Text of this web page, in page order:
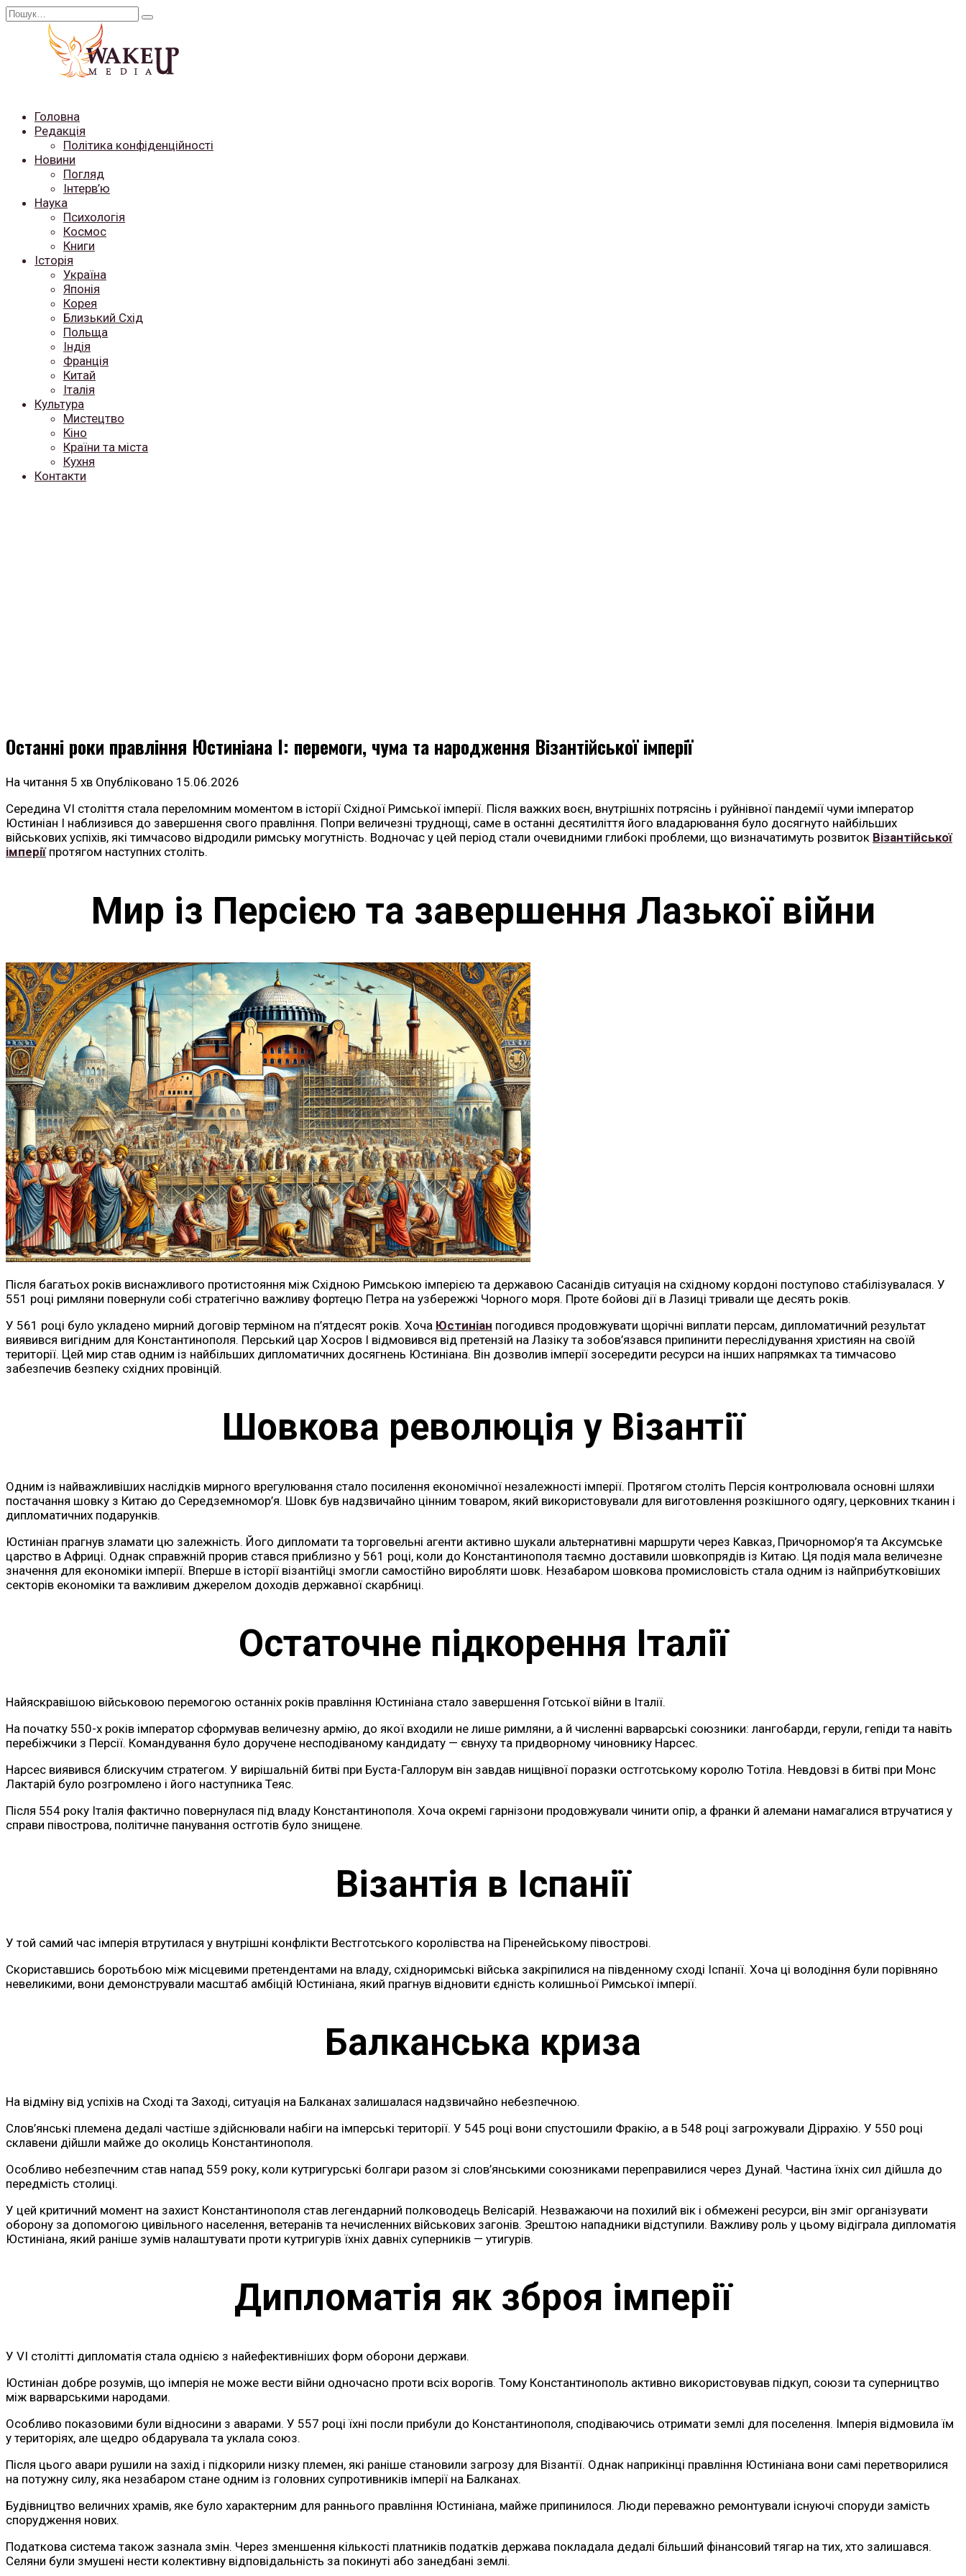
Перейти
Search
Головна
Редакція
Політика конфіденційності
Новини
Погляд
Інтерв’ю
Наука
Психологія
Космос
Книги
Історія
Україна
Японія
Корея
Близький Схід
Польща
Індія
Франція
Китай
Італія
Культура
Мистецтво
Кіно
Країни та міста
Кухня
Контакти
Останні роки правління Юстиніана I: перемоги, чума та народження Візантійської імперії
На читання 5 хв Опубліковано 15.06.2026
Середина VI століття стала переломним моментом в історії Східної Римської імперії. Після важких воєн, внутрішніх потрясінь і руйнівної пандемії чуми імператор
Юстиніан I наблизився до завершення свого правління. Попри величезні труднощі, саме в останні десятиліття його владарювання було досягнуто найбільших
військових успіхів, які тимчасово відродили римську могутність. Водночас у цей період стали очевидними глибокі проблеми, що визначатимуть розвиток Візантійської
імперіїпротягом наступних століть.
Мир із Персією та завершення Лазької війни
Після багатьох років виснажливого протистояння між Східною Римською імперією та державою Сасанідів ситуація на східному кордоні поступово стабілізувалася. У
551 році римляни повернули собі стратегічно важливу фортецю Петра на узбережжі Чорного моря. Проте бойові дії в Лазиці тривали ще десять років.
У 561 році було укладено мирний договір терміном на п’ятдесят років. Хоча Юстиніан погодився продовжувати щорічні виплати персам, дипломатичний результат
виявився вигідним для Константинополя. Перський цар Хосров І відмовився від претензій на Лазіку та зобов’язався припинити переслідування християн на своїй
території. Цей мир став одним із найбільших дипломатичних досягнень Юстиніана. Він дозволив імперії зосередити ресурси на інших напрямках та тимчасово
забезпечив безпеку східних провінцій.
Шовкова революція у Візантії
Одним із найважливіших наслідків мирного врегулювання стало посилення економічної незалежності імперії. Протягом століть Персія контролювала основні шляхи
постачання шовку з Китаю до Середземномор’я. Шовк був надзвичайно цінним товаром, який використовували для виготовлення розкішного одягу, церковних тканин і
дипломатичних подарунків.
Юстиніан прагнув зламати цю залежність. Його дипломати та торговельні агенти активно шукали альтернативні маршрути через Кавказ, Причорномор’я та Аксумське
царство в Африці. Однак справжній прорив стався приблизно у 561 році, коли до Константинополя таємно доставили шовкопрядів із Китаю. Ця подія мала величезне
значення для економіки імперії. Вперше в історії візантійці змогли самостійно виробляти шовк. Незабаром шовкова промисловість стала одним із найприбутковіших
секторів економіки та важливим джерелом доходів державної скарбниці.
Остаточне підкорення Італії
Найяскравішою військовою перемогою останніх років правління Юстиніана стало завершення Готської війни в Італії.
На початку 550-х років імператор сформував величезну армію, до якої входили не лише римляни, а й численні варварські союзники: лангобарди, герули, гепіди та навіть
перебіжчики з Персії. Командування було доручене несподіваному кандидату — євнуху та придворному чиновнику Нарсес.
Нарсес виявився блискучим стратегом. У вирішальній битві при Буста-Галлорум він завдав нищівної поразки остготському королю Тотіла. Невдовзі в битві при Монс
Лактарій було розгромлено і його наступника Теяс.
Після 554 року Італія фактично повернулася під владу Константинополя. Хоча окремі гарнізони продовжували чинити опір, а франки й алемани намагалися втручатися у
справи півострова, політичне панування остготів було знищене.
Візантія в Іспанії
У той самий час імперія втрутилася у внутрішні конфлікти Вестготського королівства на Піренейському півострові.
Скориставшись боротьбою між місцевими претендентами на владу, східноримські війська закріпилися на південному сході Іспанії. Хоча ці володіння були порівняно
невеликими, вони демонстрували масштаб амбіцій Юстиніана, який прагнув відновити єдність колишньої Римської імперії.
Балканська криза
На відміну від успіхів на Сході та Заході, ситуація на Балканах залишалася надзвичайно небезпечною.
Слов’янські племена дедалі частіше здійснювали набіги на імперські території. У 545 році вони спустошили Фракію, а в 548 році загрожували Діррахію. У 550 році
склавени дійшли майже до околиць Константинополя.
Особливо небезпечним став напад 559 року, коли кутригурські болгари разом зі слов’янськими союзниками переправилися через Дунай. Частина їхніх сил дійшла до
передмість столиці.
У цей критичний момент на захист Константинополя став легендарний полководець Велісарій. Незважаючи на похилий вік і обмежені ресурси, він зміг організувати
оборону за допомогою цивільного населення, ветеранів та нечисленних військових загонів. Зрештою нападники відступили. Важливу роль у цьому відіграла дипломатія
Юстиніана, який раніше зумів налаштувати проти кутригурів їхніх давніх суперників — утигурів.
Дипломатія як зброя імперії
У VI столітті дипломатія стала однією з найефективніших форм оборони держави.
Юстиніан добре розумів, що імперія не може вести війни одночасно проти всіх ворогів. Тому Константинополь активно використовував підкуп, союзи та суперництво
між варварськими народами.
Особливо показовими були відносини з аварами. У 557 році їхні посли прибули до Константинополя, сподіваючись отримати землі для поселення. Імперія відмовила їм
у територіях, але щедро обдарувала та уклала союз.
Після цього авари рушили на захід і підкорили низку племен, які раніше становили загрозу для Візантії. Однак наприкінці правління Юстиніана вони самі перетворилися
на потужну силу, яка незабаром стане одним із головних супротивників імперії на Балканах.
Будівництво величних храмів, яке було характерним для раннього правління Юстиніана, майже припинилося. Люди переважно ремонтували існуючі споруди замість
спорудження нових.
Податкова система також зазнала змін. Через зменшення кількості платників податків держава покладала дедалі більший фінансовий тягар на тих, хто залишався.
Селяни були змушені нести колективну відповідальність за покинуті або занедбані землі.